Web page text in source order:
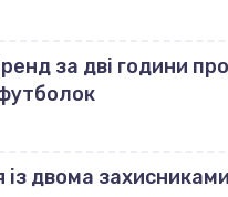
за дві години
двома